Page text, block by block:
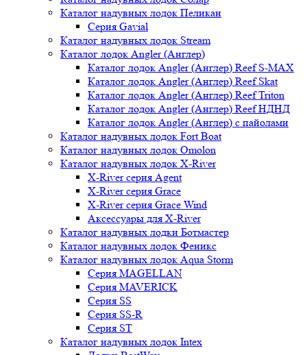
Каталог надувных лодок Пеликан
Серия Gavial
Каталог надувных лодок Stream
Каталог лодок Angler (Англер)
Каталог лодок Angler (Англер) Reef S-MAX
Каталог лодок Angler (Англер) Reef Skat
Каталог лодок Angler (Англер) Reef Triton
Каталог лодок Angler (Англер) Reef НДНД
Каталог лодок Angler (Англер) с пайолами
Каталог надувных лодок Fort Boat
Каталог надувных лодок Omolon
Каталог надувных лодок X-River
X-River серия Agent
X-River серия Grace
X-River серия Grace Wind
Аксессуары для X-River
Каталог надувных лодки Ботмастер
Каталог надувных лодок Феникc
Каталог надувных лодок Aqua Storm
Серия MAGELLAN
Серия MAVERICK
Серия SS
Серия SS-R
Серия ST
Каталог надувных лодок Intex